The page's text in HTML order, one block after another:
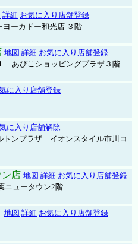
詳細 お気に入り店舗登録
ーカドー和光店 ３階
地図 詳細 お気に入り店舗登録
あびこショッピングプラザ３階
に入り店舗登録
に入り店舗解除
ンプラザ イオンスタイル市川コ
店 地図 詳細 お気に入り店舗登録
ニュータウン2階
地図 詳細 お気に入り店舗登録